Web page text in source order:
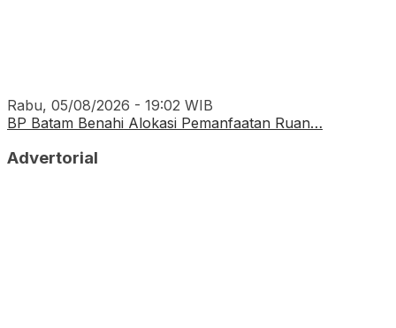
Rabu, 05/08/2026 - 19:02 WIB
BP Batam Benahi Alokasi Pemanfaatan Ruan…
Advertorial